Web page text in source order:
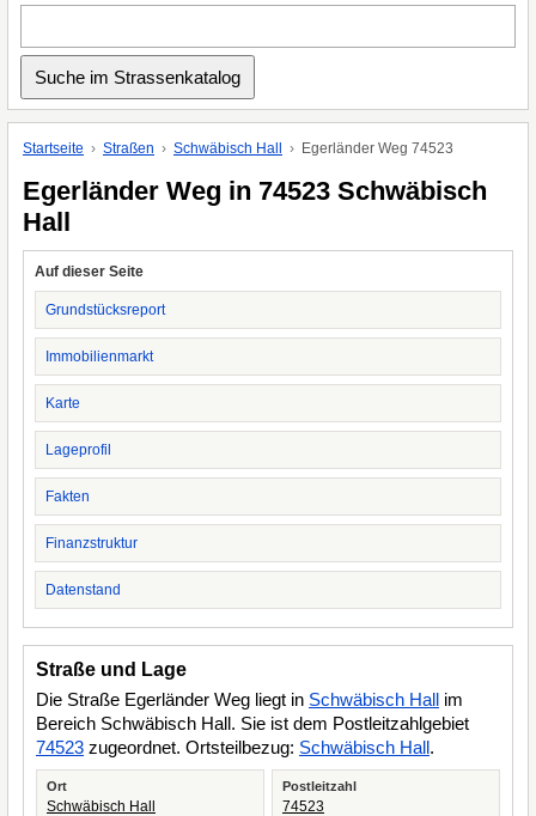
Startseite Straßen Schwäbisch Hall Egerländer Weg 74523
Egerländer Weg in 74523 Schwäbisch
Hall
Auf dieser Seite
Grundstücksreport
Immobilienmarkt
Karte
Lageprofil
Fakten
Finanzstruktur
Datenstand
Straße und Lage
Die Straße Egerländer Weg liegt in Schwäbisch Hall im
Bereich Schwäbisch Hall. Sie ist dem Postleitzahlgebiet
74523 zugeordnet. Ortsteilbezug: Schwäbisch Hall.
Ort
Schwäbisch Hall
Postleitzahl
74523